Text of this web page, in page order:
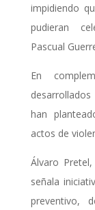
impidiendo
pudieran
Pascual
En
han
actos de
Álvaro
señala
preventivo,